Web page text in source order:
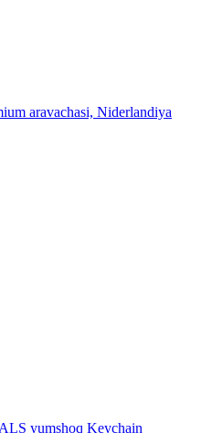
aravachasi, Niderlandiya
yumshoq Keychain